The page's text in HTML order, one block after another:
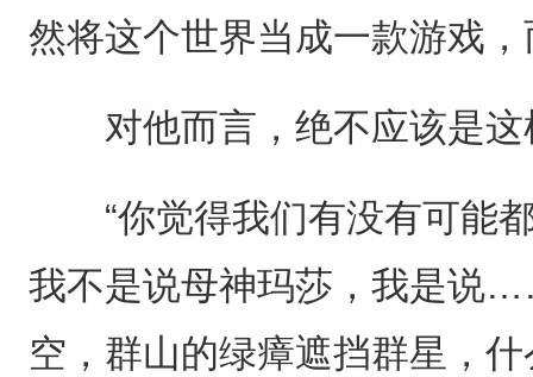
然将这个世界当成一款游戏
对他而言，绝不应该是这
“你觉得我们有没有可能都
我不是说母神玛莎，我是说
空，群山的绿瘴遮挡群星，